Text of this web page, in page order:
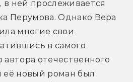
в ней прослеживается
Перумова. Однако Вера
многие свои
в самого
отечественного
новый роман был